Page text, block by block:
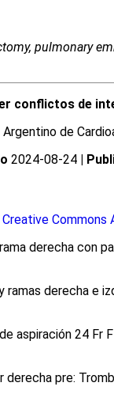
pulmonary
conflictos de
Argentino de
2024-08-24 |
Commons
derecha con
derecha e
aspiración 24 Fr
derecha pre: